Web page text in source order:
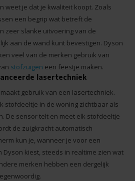
weet je dat je kwaliteit koopt. Zoals
een begrip wat betreft de
zeer slanke uitvoering van de
aan de wand kunt bevestigen. Dyson
veel van de merken gebruik van
stofzuigen een feestje maken.
lasertechniek
gebruik van een lasertechniek.
stofdeeltje in de woning zichtbaar als
De sensor telt en meet elk stofdeeltje
de zuigkracht automatisch
kun je, wanneer je voor een
kiest, steeds in realtime zien wat
merken hebben een dergelijk